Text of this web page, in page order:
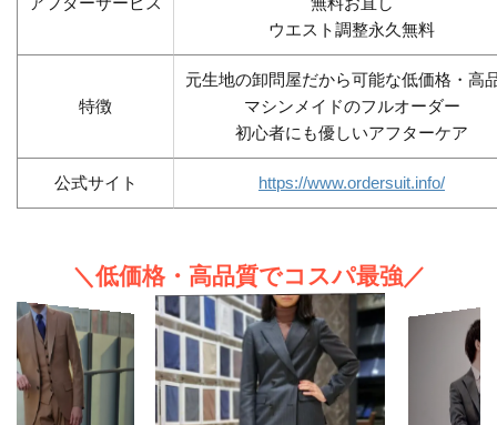
ウエスト調整永久無料
特徴
元生地の卸問屋だから可能な低価格・高
マシンメイドのフルオーダー
初心者にも優しいアフターケア
公式サイト https://www.ordersuit.info/
＼低価格・高品質でコスパ最強／